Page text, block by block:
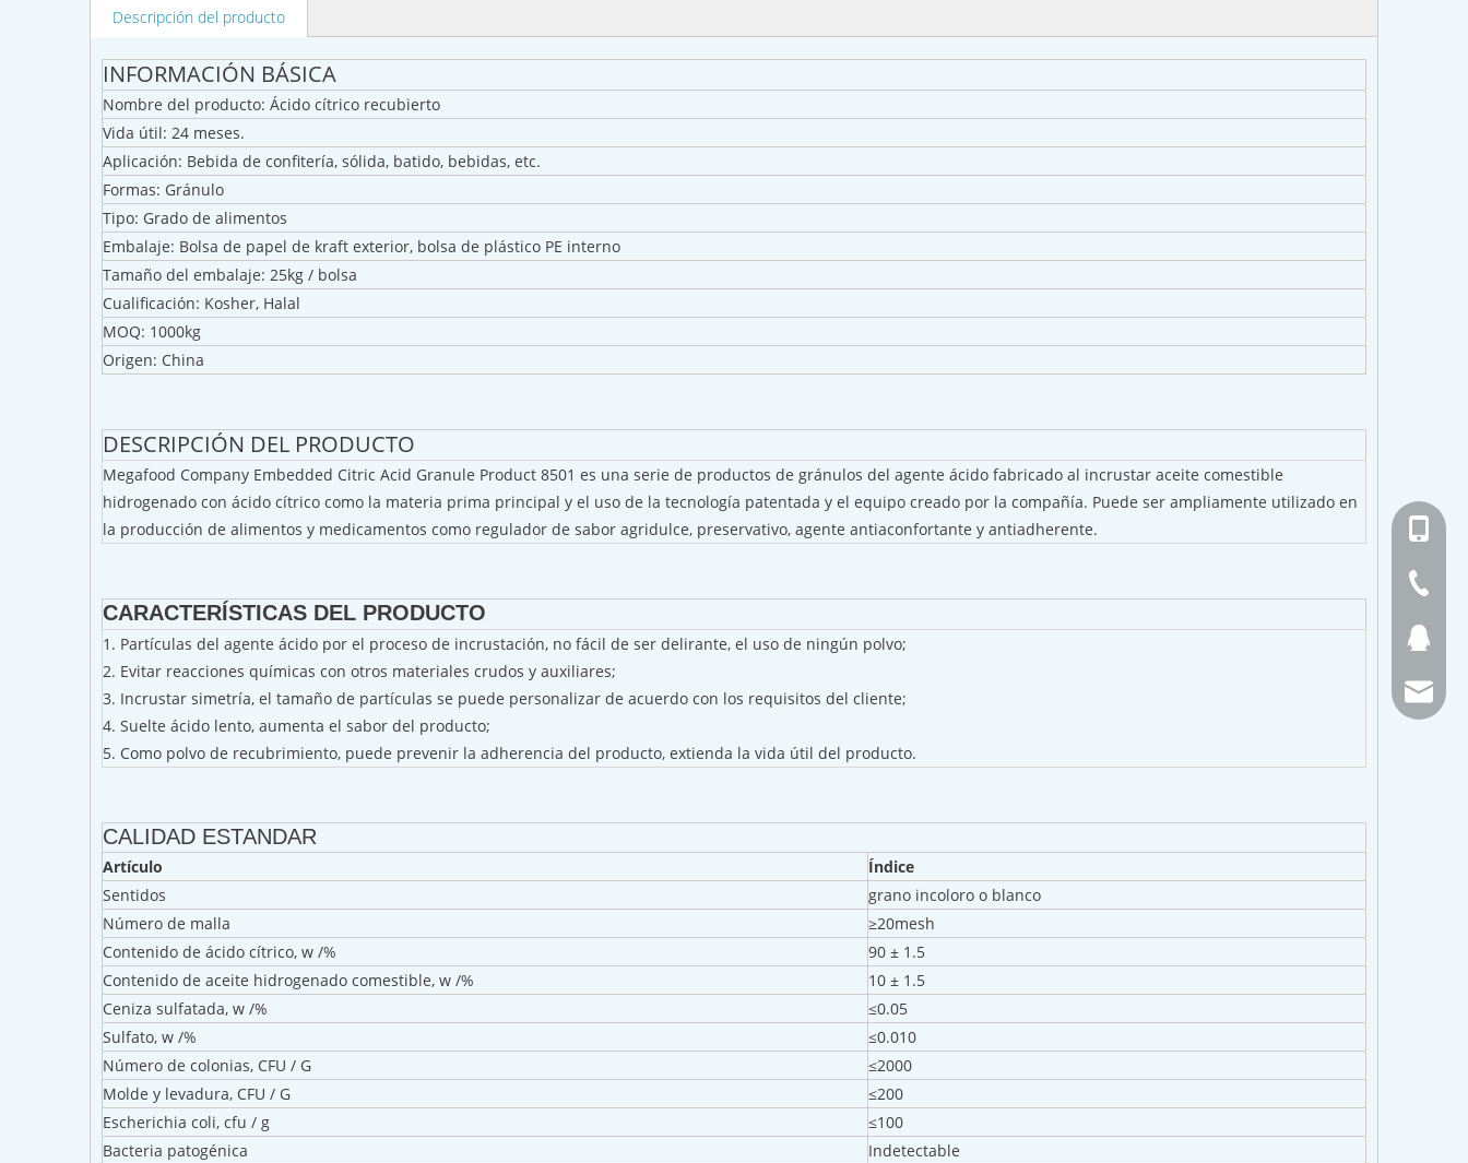
Descripción del producto
INFORMACIÓN BÁSICA
Nombre del producto: Ácido cítrico recubierto
Vida útil: 24 meses.
Aplicación: Bebida de confitería, sólida, batido, bebidas, etc.
Formas: Gránulo
Tipo: Grado de alimentos
Embalaje: Bolsa de papel de kraft exterior, bolsa de plástico PE interno
Tamaño del embalaje: 25kg / bolsa
Cualificación: Kosher, Halal
MOQ: 1000kg
Origen: China
DESCRIPCIÓN DEL PRODUCTO
Megafood Company Embedded Citric Acid Granule Product 8501 es una serie de productos de gránulos del agente ácido fabricado al incrustar aceite comestible
hidrogenado con ácido cítrico como la materia prima principal y el uso de la tecnología patentada y el equipo creado por la compañía. Puede ser ampliamente utilizado en
la producción de alimentos y medicamentos como regulador de sabor agridulce, preservativo, agente antiaconfortante y antiadherente.
CARACTERÍSTICAS DEL PRODUCTO
1. Partículas del agente ácido por el proceso de incrustación, no fácil de ser delirante, el uso de ningún polvo;
2. Evitar reacciones químicas con otros materiales crudos y auxiliares;
3. Incrustar simetría, el tamaño de partículas se puede personalizar de acuerdo con los requisitos del cliente;
4. Suelte ácido lento, aumenta el sabor del producto;
5. Como polvo de recubrimiento, puede prevenir la adherencia del producto, extienda la vida útil del producto.
CALIDAD ESTANDAR
Artículo
Índice
Sentidos
grano incoloro o blanco
Número de malla
≥20mesh
Contenido de ácido cítrico, w /%
90 ± 1.5
Contenido de aceite hidrogenado comestible, w /%
10 ± 1.5
Ceniza sulfatada, w /%
≤0.05
Sulfato, w /%
≤0.010
Número de colonias, CFU / G
≤2000
Molde y levadura, CFU / G
≤200
Escherichia coli, cfu / g
≤100
Bacteria patogénica
Indetectable
+ 86-
+ 86-